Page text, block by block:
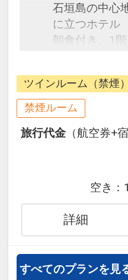
石垣島の中心
に立つホテル
朝食付き、1
朝5：30～入浴
ツインルーム（禁煙）
禁煙ルーム
旅行代金 （航空券+
空き：
詳細
すべてのプランを見